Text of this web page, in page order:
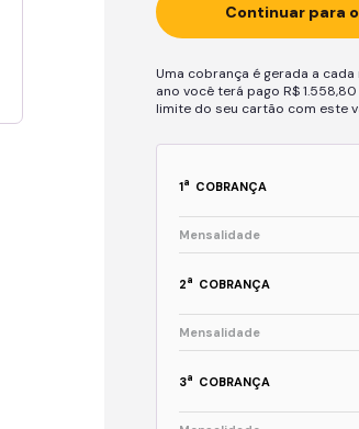
Continuar para
Uma cobrança é gerada a cada
ano você terá pago R$
limite do seu cartão com este
1a COBRANÇA
Mensalidade
2a COBRANÇA
Mensalidade
3a COBRANÇA